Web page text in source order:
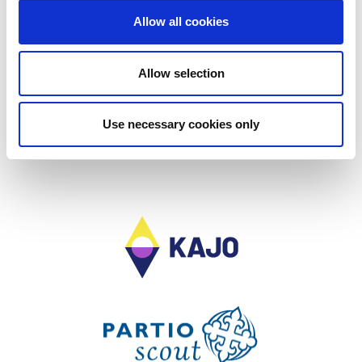
Allow all cookies
Allow selection
Use necessary cookies only
Psst. Olethan katsonut mitä kaikkea tietoa Kajosta jo
Takaisin etusivulle